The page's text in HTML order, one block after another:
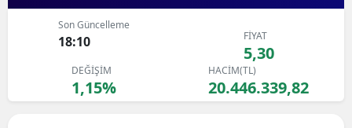
Son Güncelleme
18:10 FİYAT
5,30
DEĞİŞİM
1,15%
HACİM(TL)
20.446.339,82